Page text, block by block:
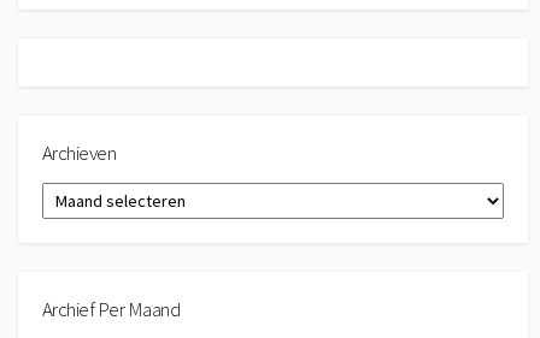
Archieven
Archieven
Archief Per Maand